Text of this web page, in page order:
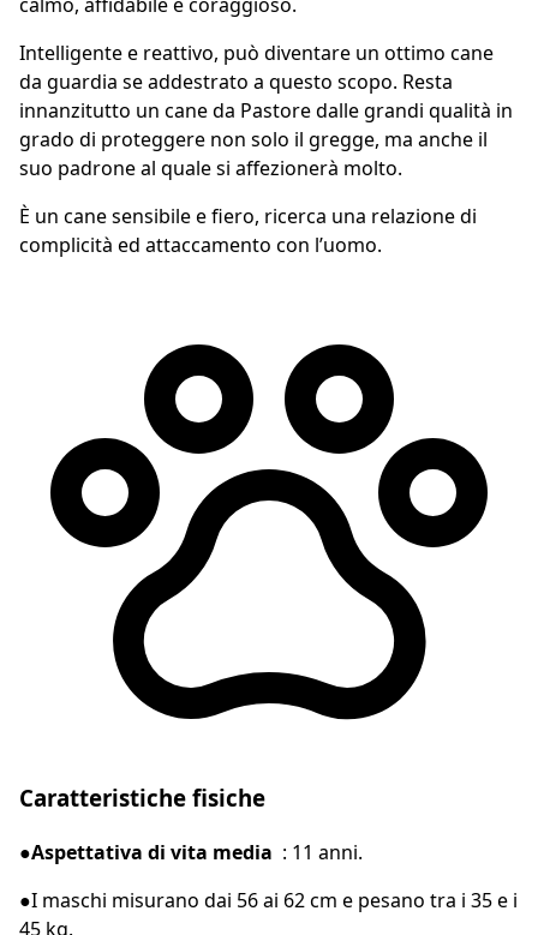
Intelligente e reattivo, può diventare un ottimo cane
da guardia se addestrato a questo scopo. Resta
innanzitutto un cane da Pastore dalle grandi qualità in
grado di proteggere non solo il gregge, ma anche il
suo padrone al quale si affezionerà molto.
È un cane sensibile e fiero, ricerca una relazione di
complicità ed attaccamento con l’uomo.
Caratteristiche fisiche
●Aspettativa di vita media : 11 anni.
●I maschi misurano dai 56 ai 62 cm e pesano tra i 35 e i
45 kg.